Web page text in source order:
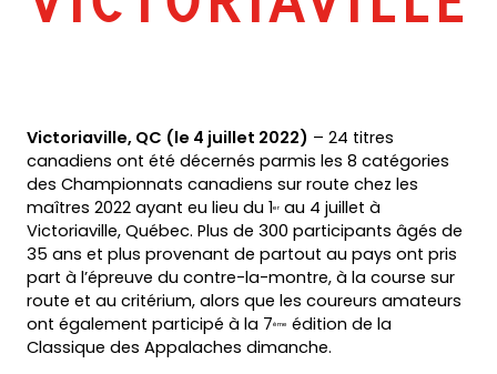
Victoriaville, QC (le 4 juillet 2022) – 24 titres
canadiens ont été décernés parmis les 8 catégories
des Championnats canadiens sur route chez les
maîtres 2022 ayant eu lieu du 1er au 4 juillet à
Victoriaville, Québec. Plus de 300 participants âgés de
35 ans et plus provenant de partout au pays ont pris
part à l’épreuve du contre-la-montre, à la course sur
route et au critérium, alors que les coureurs amateurs
ont également participé à la 7ème
édition de la
Classique des Appalaches dimanche.